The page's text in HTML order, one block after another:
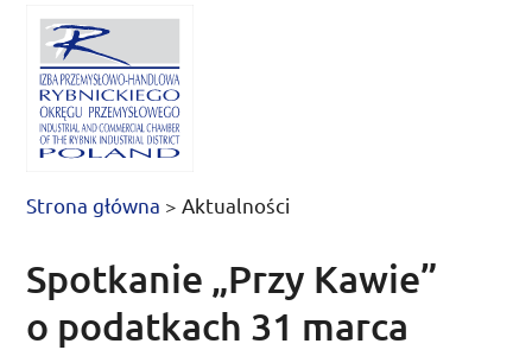
Strona główna > Aktualności
Spotkanie „Przy Kawie”
o podatkach 31 marca